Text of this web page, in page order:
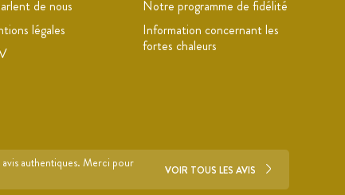
de nous
légales
Notre programme de fidélité
Information concernant les
fortes chaleurs
authentiques. Merci pour
VOIR TOUS LES AVIS